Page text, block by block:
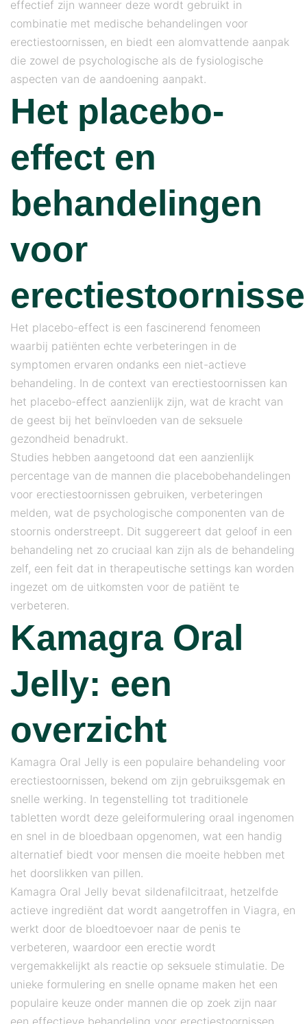
effectief zijn wanneer deze wordt gebruikt in
combinatie met medische behandelingen voor
erectiestoornissen, en biedt een alomvattende aanpak
die zowel de psychologische als de fysiologische
aspecten van de aandoening aanpakt.
Het placebo-
effect en
behandelingen
voor
Het placebo-effect is een fascinerend fenomeen
waarbij patiënten echte verbeteringen in de
symptomen ervaren ondanks een niet-actieve
behandeling. In de context van erectiestoornissen kan
het placebo-effect aanzienlijk zijn, wat de kracht van
de geest bij het beïnvloeden van de seksuele
gezondheid benadrukt.
Studies hebben aangetoond dat een aanzienlijk
percentage van de mannen die placebobehandelingen
voor erectiestoornissen gebruiken, verbeteringen
melden, wat de psychologische componenten van de
stoornis onderstreept. Dit suggereert dat geloof in een
behandeling net zo cruciaal kan zijn als de behandeling
zelf, een feit dat in therapeutische settings kan worden
ingezet om de uitkomsten voor de patiënt te
verbeteren.
Kamagra Oral
Jelly: een
overzicht
Kamagra Oral Jelly is een populaire behandeling voor
erectiestoornissen, bekend om zijn gebruiksgemak en
snelle werking. In tegenstelling tot traditionele
tabletten wordt deze geleiformulering oraal ingenomen
en snel in de bloedbaan opgenomen, wat een handig
alternatief biedt voor mensen die moeite hebben met
het doorslikken van pillen.
Kamagra Oral Jelly bevat sildenafilcitraat, hetzelfde
actieve ingrediënt dat wordt aangetroffen in Viagra, en
werkt door de bloedtoevoer naar de penis te
verbeteren, waardoor een erectie wordt
vergemakkelijkt als reactie op seksuele stimulatie. De
unieke formulering en snelle opname maken het een
populaire keuze onder mannen die op zoek zijn naar